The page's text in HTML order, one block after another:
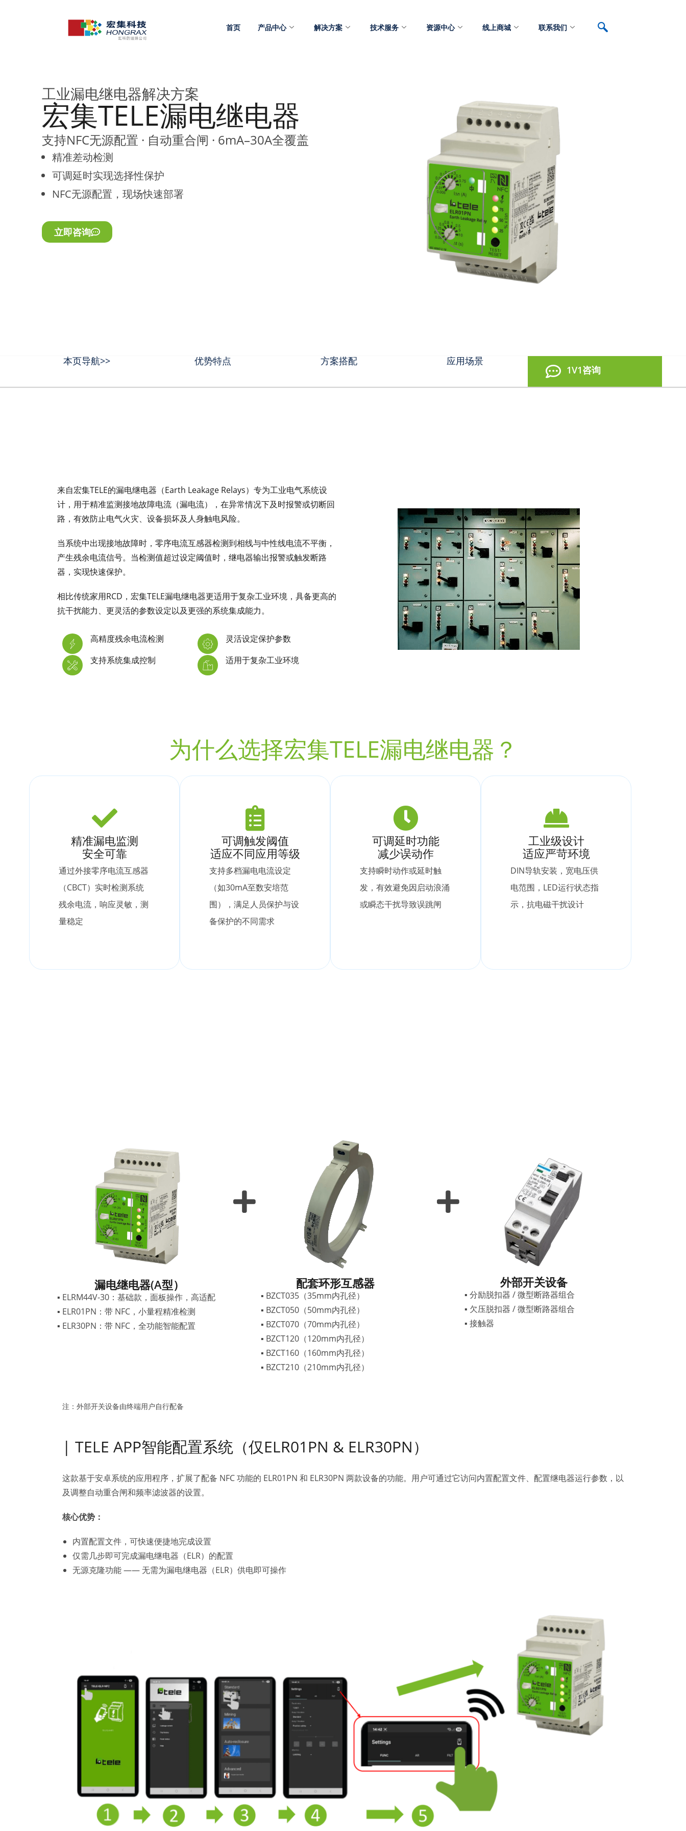
首页 产品中心 解决方案 技术服务 资源中心 线上商城 联系我们
工业漏电继电器解决方案
宏集TELE漏电继电器
支持NFC无源配置 · 自动重合闸 · 6mA–30A全覆盖
精准差动检测
可调延时实现选择性保护
NFC无源配置，现场快速部署
立即咨询
本页导航>> 优势特点 方案搭配 应用场景
1V1咨询
来自宏集TELE的漏电继电器（Earth Leakage Relays）专为工业电气系统设
计，用于精准监测接地故障电流（漏电流），在异常情况下及时报警或切断回
路，有效防止电气火灾、设备损坏及人身触电风险。
当系统中出现接地故障时，零序电流互感器检测到相线与中性线电流不平衡，
产生残余电流信号。当检测值超过设定阈值时，继电器输出报警或触发断路
器，实现快速保护。
相比传统家用RCD，宏集TELE漏电继电器更适用于复杂工业环境，具备更高的
抗干扰能力、更灵活的参数设定以及更强的系统集成能力。
高精度残余电流检测
灵活设定保护参数
支持系统集成控制
适用于复杂工业环境
为什么选择宏集TELE漏电继电器？
精准漏电监测
安全可靠
通过外接零序电流互感器
（CBCT）实时检测系统
残余电流，响应灵敏，测
量稳定
可调触发阈值
适应不同应用等级
支持多档漏电电流设定
（如30mA至数安培范
围），满足人员保护与设
备保护的不同需求
可调延时功能
减少误动作
支持瞬时动作或延时触
发，有效避免因启动浪涌
或瞬态干扰导致误跳闸
工业级设计
适应严苛环境
DIN导轨安装，宽电压供
电范围，LED运行状态指
示，抗电磁干扰设计
漏电继电器(A型）
▪ ELRM44V-30：基础款，面板操作，高适配
▪ ELR01PN：带 NFC，小量程精准检测
▪ ELR30PN：带 NFC，全功能智能配置
配套环形互感器
▪ BZCT035（35mm内孔径）
▪ BZCT050（50mm内孔径）
▪ BZCT070（70mm内孔径）
▪ BZCT120（120mm内孔径）
▪ BZCT160（160mm内孔径）
▪ BZCT210（210mm内孔径）
外部开关设备
▪ 分励脱扣器 / 微型断路器组合
▪ 欠压脱扣器 / 微型断路器组合
▪ 接触器
注：外部开关设备由终端用户自行配备
| TELE APP智能配置系统（仅ELR01PN & ELR30PN）
这款基于安卓系统的应用程序，扩展了配备 NFC 功能的 ELR01PN 和 ELR30PN 两款设备的功能。用户可通过它访问内置配置文件、配置继电器运行参数，以
及调整自动重合闸和频率滤波器的设置。
核心优势：
内置配置文件，可快速便捷地完成设置
仅需几步即可完成漏电继电器（ELR）的配置
无源克隆功能 —— 无需为漏电继电器（ELR）供电即可操作